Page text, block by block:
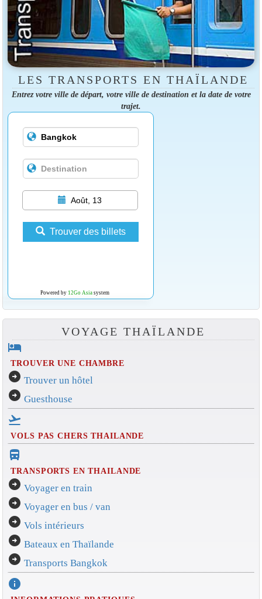
LES TRANSPORTS EN THAÏLANDE
Entrez votre ville de départ, votre ville de destination et la date de votre
trajet.
Août, 13
Trouver des billets
Powered by 12Go Asiasystem
VOYAGE THAÏLANDE
hotel
TROUVER UNE CHAMBRE
arrow_circle_right Trouver un hôtel
arrow_circle_right Guesthouse
flight_takeoff
VOLS PAS CHERS THAILANDE
directions_bus_filled
TRANSPORTS EN THAILANDE
arrow_circle_right Voyager en train
arrow_circle_right Voyager en bus / van
arrow_circle_right Vols intérieurs
arrow_circle_right Bateaux en Thaïlande
arrow_circle_right Transports Bangkok
info